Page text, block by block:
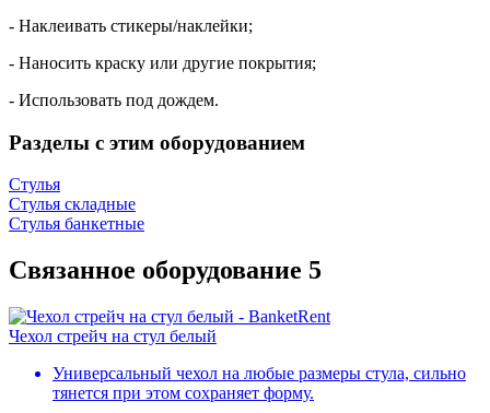
- Наклеивать стикеры/наклейки;
- Наносить краску или другие покрытия;
- Использовать под дождем.
Разделы с этим оборудованием
Стулья
Стулья складные
Стулья банкетные
Связанное оборудование 5
Чехол стрейч на стул белый
Универсальный чехол на любые размеры стула, сильно
тянется при этом сохраняет форму.